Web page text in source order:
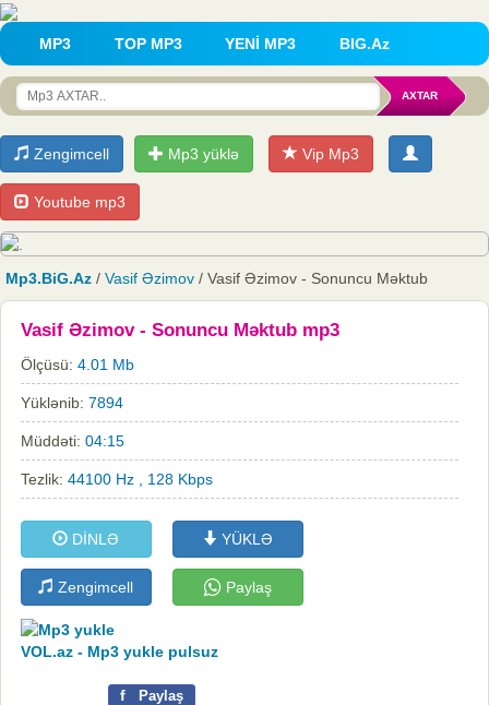
MP3 TOP MP3 YENİ MP3 BIG.Az
Zengimcell Mp3 yüklə Vip Mp3
Youtube mp3
Mp3.BiG.Az / Vasif Əzimov / Vasif Əzimov - Sonuncu Məktub
Vasif Əzimov - Sonuncu Məktub mp3
Ölçüsü: 4.01 Mb
Yüklənib: 7894
Müddəti: 04:15
Tezlik: 44100 Hz , 128 Kbps
DİNLƏ YÜKLƏ
Zengimcell Paylaş
VOL.az - Mp3 yukle pulsuz
f Paylaş